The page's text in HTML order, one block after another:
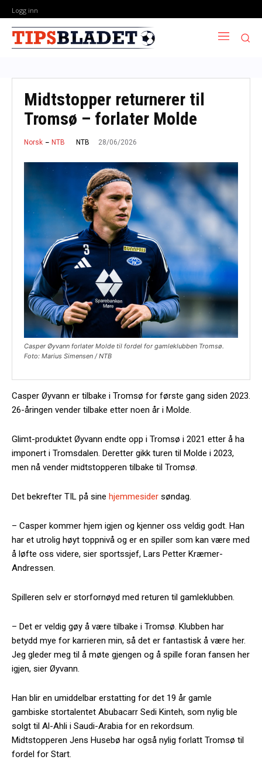
Logg inn
Midtstopper returnerer til
Tromsø – forlater Molde
Norsk NTB NTB 28/06/2026
Casper Øyvann forlater Molde til fordel for gamleklubben Tromsø.
Foto: Marius Simensen / NTB
Casper Øyvann er tilbake i Tromsø for første gang siden 2023.
26-åringen vender tilbake etter noen år i Molde.
Glimt-produktet Øyvann endte opp i Tromsø i 2021 etter å ha
imponert i Tromsdalen. Deretter gikk turen til Molde i 2023,
men nå vender midtstopperen tilbake til Tromsø.
Det bekrefter TIL på sine hjemmesider søndag.
– Casper kommer hjem igjen og kjenner oss veldig godt. Han
har et utrolig høyt toppnivå og er en spiller som kan være med
å løfte oss videre, sier sportssjef, Lars Petter Kræmer-
Andressen.
Spilleren selv er storfornøyd med returen til gamleklubben.
– Det er veldig gøy å være tilbake i Tromsø. Klubben har
betydd mye for karrieren min, så det er fantastisk å være her.
Jeg gleder meg til å møte gjengen og å spille foran fansen her
igjen, sier Øyvann.
Han blir en umiddelbar erstatting for det 19 år gamle
gambiske stortalentet Abubacarr Sedi Kinteh, som nylig ble
solgt til Al-Ahli i Saudi-Arabia for en rekordsum.
Midtstopperen Jens Husebø har også nylig forlatt Tromsø til
fordel for Start.